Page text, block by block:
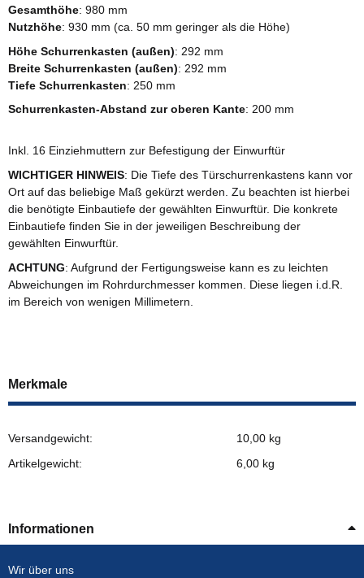
Gesamthöhe: 980 mm
Nutzhöhe: 930 mm (ca. 50 mm geringer als die Höhe)
Höhe Schurrenkasten (außen): 292 mm
Breite Schurrenkasten (außen): 292 mm
Tiefe Schurrenkasten: 250 mm
Schurrenkasten-Abstand zur oberen Kante: 200 mm
Inkl. 16 Einziehmuttern zur Befestigung der Einwurftür
WICHTIGER HINWEIS: Die Tiefe des Türschurrenkastens kann vor
Ort auf das beliebige Maß gekürzt werden. Zu beachten ist hierbei
die benötigte Einbautiefe der gewählten Einwurftür. Die konkrete
Einbautiefe finden Sie in der jeweiligen Beschreibung der
gewählten Einwurftür.
ACHTUNG: Aufgrund der Fertigungsweise kann es zu leichten
Abweichungen im Rohrdurchmesser kommen. Diese liegen i.d.R.
im Bereich von wenigen Millimetern.
Merkmale
Versandgewicht:
10,00 kg
Artikelgewicht:
6,00 kg
Informationen
Wir über uns